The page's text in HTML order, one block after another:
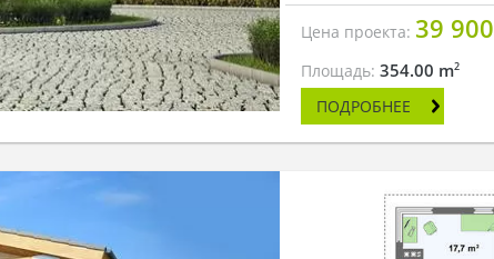
Цена проекта: 39 900
Площадь:354.00 m2
ПОДРОБНЕЕ